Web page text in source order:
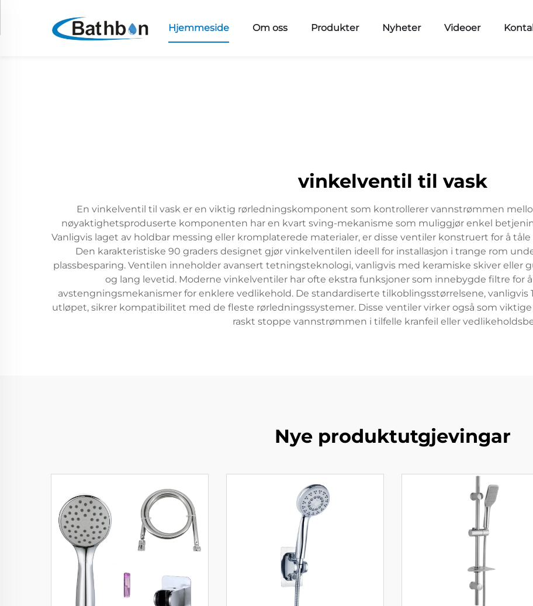
Hjemmeside Om oss Produkter Nyheter Videoer
vinkelventil til vask
En vinkelventil til vask er en viktig rørledningskomponent som kontrollerer vannstrømmen
nøyaktighetsproduserte komponenten har en kvart sving-mekanisme som muliggjør enkel
Vanligvis laget av holdbar messing eller kromplaterede materialer, er disse ventiler konstruert for å
Den karakteristiske 90 graders designet gjør vinkelventilen ideell for installasjon i trange rom
plassbesparing. Ventilen inneholder avansert tetningsteknologi, vanligvis med keramiske skiver eller
og lang levetid. Moderne vinkelventiler har ofte ekstra funksjoner som innebygde filtre for
avstengningsmekanismer for enklere vedlikehold. De standardiserte tilkoblingsstørrelsene,
utløpet, sikrer kompatibilitet med de fleste rørledningssystemer. Disse ventiler virker også som
raskt stoppe vannstrømmen i tilfelle kranfeil eller
Nye produktutgjevingar